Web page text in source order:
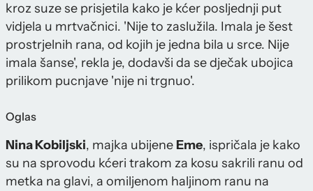
kroz suze se prisjetila kako je kćer posljednji put
vidjela u mrtvačnici. 'Nije to zaslužila. Imala je šest
prostrjelnih rana, od kojih je jedna bila u srce. Nije
imala šanse', rekla je, dodavši da se dječak ubojica
prilikom pucnjave 'nije ni trgnuo'.
Oglas
Nina Kobiljski, majka ubijene Eme, ispričala je kako
su na sprovodu kćeri trakom za kosu sakrili ranu od
metka na glavi, a omiljenom haljinom ranu na